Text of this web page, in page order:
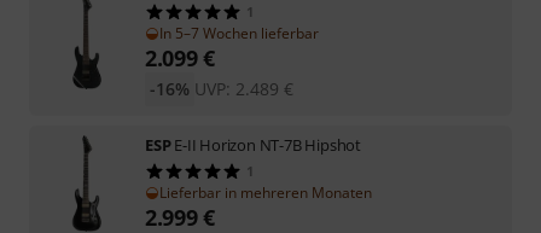
1
In 5–7 Wochen lieferbar
2.099€
UVP: 2.489 €
-16%
ESPE-II Horizon NT-7B Hipshot
1
Lieferbar in mehreren Monaten
2.999€